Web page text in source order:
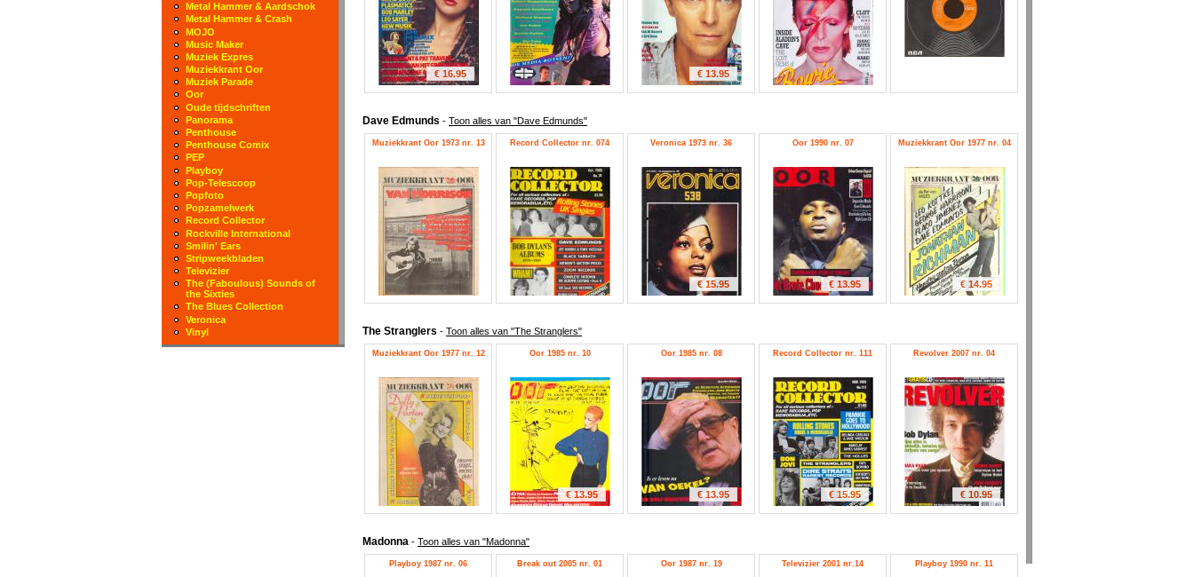
€ 16.95 € 13.95
Dave Edmunds - Toon alles van "Dave Edmunds"
Muziekkrant Oor 1973 nr. 13 Record Collector nr. 074 Veronica 1973 nr. 36
€ 15.95
Oor 1990 nr. 07
€ 13.95
Muziekkrant Oor 1977 nr. 04
€ 14.95
The Stranglers - Toon alles van "The Stranglers"
Muziekkrant Oor 1977 nr. 12 Oor 1985 nr. 10
€ 13.95
Oor 1985 nr. 08
€ 13.95
Record Collector nr. 111
€ 15.95
Revolver 2007 nr. 04
€ 10.95
Madonna - Toon alles van "Madonna"
Playboy 1987 nr. 06 Break out 2005 nr. 01 Oor 1987 nr. 19 Televizier 2001 nr.14 Playboy 1990 nr. 11
Metal Hammer & Aardschok
Metal Hammer & Crash
MOJO
Music Maker
Muziek Expres
Muziekkrant Oor
Muziek Parade
Oor
Oude tijdschriften
Panorama
Penthouse
Penthouse Comix
PEP
Playboy
Pop-Telescoop
Popfoto
Popzamelwerk
Record Collector
Rockville International
Smilin' Ears
Stripweekbladen
Televizier
The (Faboulous) Sounds of
the Sixties
The Blues Collection
Veronica
Vinyl